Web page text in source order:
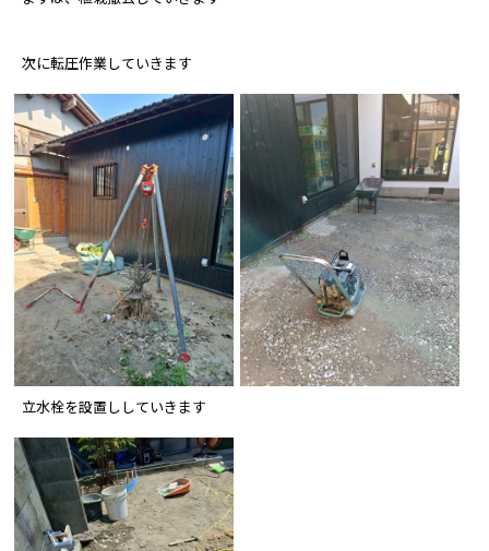
次に転圧作業していきます
立水栓を設置ししていきます